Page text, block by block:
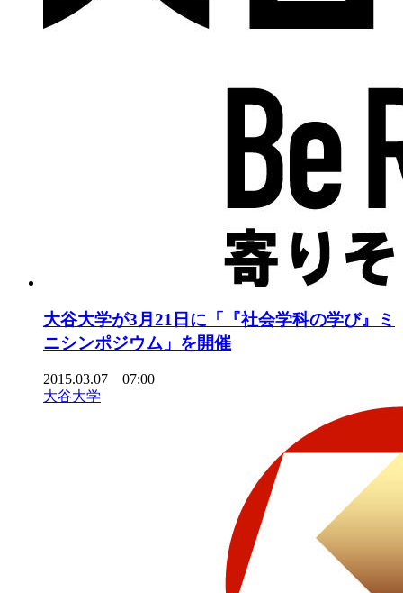
大谷大学が3月21日に「『社会学科の学び』ミ
ニシンポジウム」を開催
2015.03.07 07:00
大谷大学